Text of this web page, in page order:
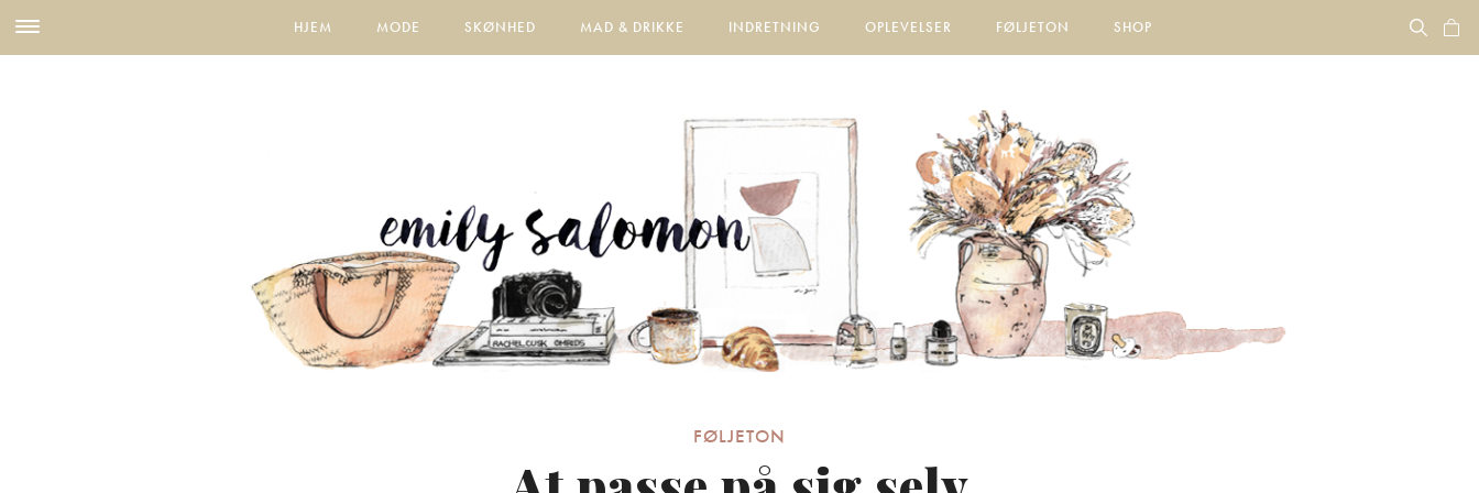
HJEM MODE SKØNHED MAD & DRIKKE INDRETNING OPLEVELSER FØLJETON SHOP
FØLJETON